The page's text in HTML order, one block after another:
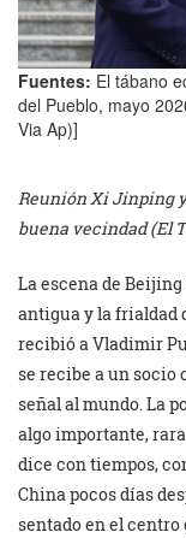
Fuentes: El tábano
del Pueblo, mayo
Via Ap)]
Reunión Xi Jinping
buena vecindad (El
La escena de
antigua y la frialdad
recibió a Vladimir
se recibe a un socio
señal al mundo. La
algo importante,
dice con tiempos,
China pocos días
sentado en el